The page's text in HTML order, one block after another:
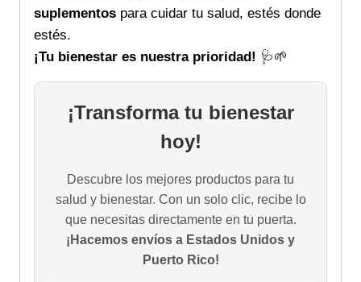
suplementos para cuidar tu salud, estés donde
estés.
¡Tu bienestar es nuestra prioridad! 🩺🌱
¡Transforma tu bienestar
hoy!
Descubre los mejores productos para tu
salud y bienestar. Con un solo clic, recibe lo
que necesitas directamente en tu puerta.
¡Hacemos envíos a Estados Unidos y
Puerto Rico!